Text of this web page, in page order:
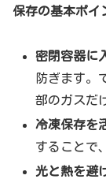
保存の基本ポイ
密閉容器に
防ぎます。
部のガスだ
冷凍保存を
することで
光と熱を避